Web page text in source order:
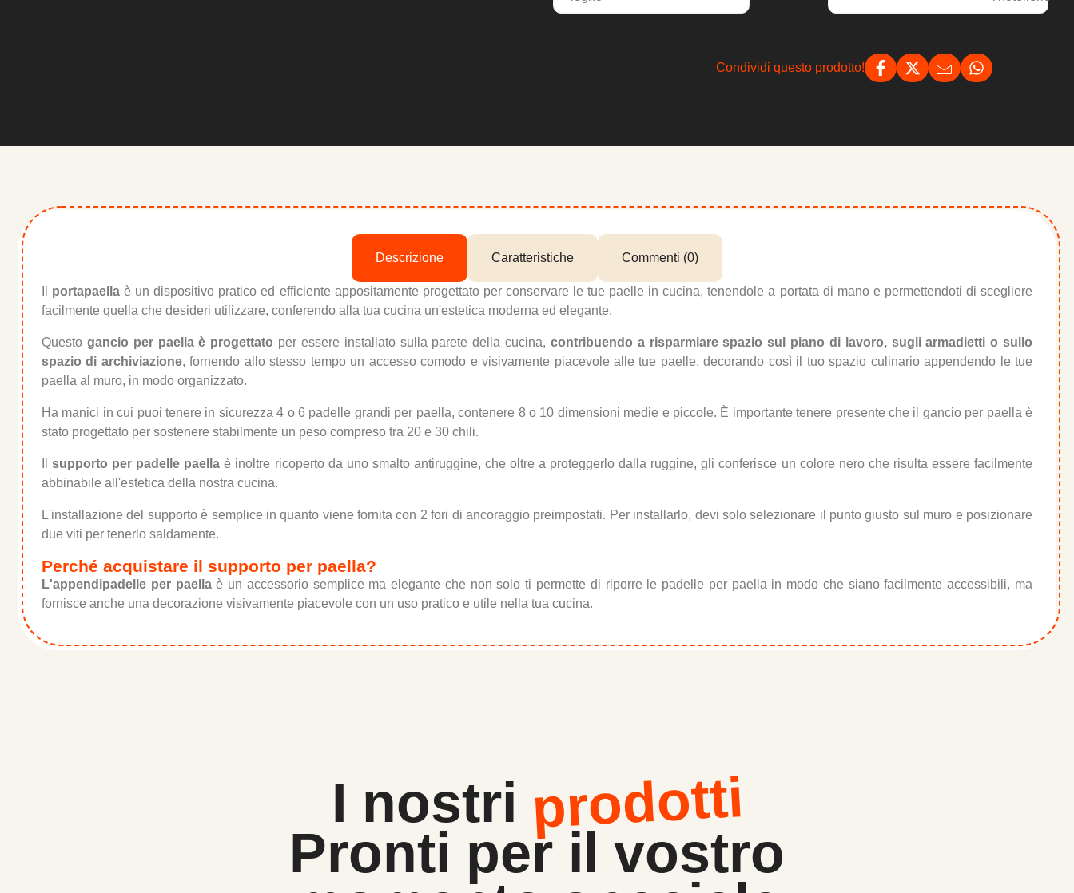
Condividi questo prodotto!
Descrizione Caratteristiche Commenti (0)
portapaella è un dispositivo pratico ed efficiente appositamente progettato per conservare le tue paelle in cucina, tenendole a portata di mano e permettendoti di scegliere
facilmente quella che desideri utilizzare, conferendo alla tua cucina un'estetica moderna ed elegante.
Questo gancio per paella è progettato per essere installato sulla parete della cucina, contribuendo a risparmiare spazio sul piano di lavoro, sugli armadietti o sullo
spazio di archiviazione, fornendo allo stesso tempo un accesso comodo e visivamente piacevole alle tue paelle, decorando così il tuo spazio culinario appendendo le tue
paella al muro, in modo organizzato.
Ha manici in cui puoi tenere in sicurezza 4 o 6 padelle grandi per paella, contenere 8 o 10 dimensioni medie e piccole. È importante tenere presente che il gancio per paella è
stato progettato per sostenere stabilmente un peso compreso tra 20 e 30 chili.
Ilsupporto per padelle paella è inoltre ricoperto da uno smalto antiruggine, che oltre a proteggerlo dalla ruggine, gli conferisce un colore nero che risulta essere facilmente
abbinabile all'estetica della nostra cucina.
L'installazione del supporto è semplice in quanto viene fornita con 2 fori di ancoraggio preimpostati. Per installarlo, devi solo selezionare il punto giusto sul muro e posizionare
due viti per tenerlo saldamente.
Perché acquistare il supporto per paella?
L'appendipadelle per paellaè un accessorio semplice ma elegante che non solo ti permette di riporre le padelle per paella in modo che siano facilmente accessibili, ma
fornisce anche una decorazione visivamente piacevole con un uso pratico e utile nella tua cucina.
I nostri prodotti
Pronti per il vostro